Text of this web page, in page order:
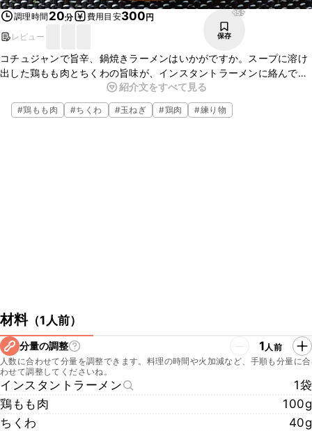
調理時間 20分 費用目安300円
レビュー
855
保存
コチュジャンで旨辛、鍋焼きラーメンはいかがですか。スープに溶け
出した鶏もも肉とちくわの旨味が、インスタントラーメンに絡んでお
いしいですよ。高知のご当地グルメの鍋焼きラーメンを、ピリ辛にア
レンジしたレシピです。ぜひ作ってみてください。
紹介文をすべて見る
#鶏もも肉 #ちくわ #玉ねぎ #鶏肉 #練り物
材料（1人前）
分量の調整 1人前
人数に合わせて分量を調整できます。料理の時間や火加減など、手順も分量に合
わせて調整してくださいね。
インスタントラーメン
1袋
鶏もも肉
100g
ちくわ
40g